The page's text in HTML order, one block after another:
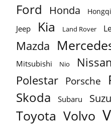
Ford Honda Hongqi
Jeep Kia Land Rover
Mazda
Mitsubishi Nio Nissan
Polestar Porsche
Skoda Subaru
Toyota Volvo